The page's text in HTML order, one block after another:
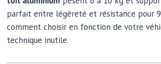
parfait entre légèreté et résistance pour
comment choisir en fonction de votre
technique inutile.